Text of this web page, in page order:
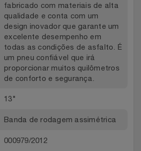
fabricado com materiais de alta
qualidade e conta com um
design inovador que garante um
excelente desempenho em
todas as condições de asfalto. É
um pneu confiável que irá
proporcionar muitos quilômetros
de conforto e segurança.
13"
Banda de rodagem assimétrica
000979/2012